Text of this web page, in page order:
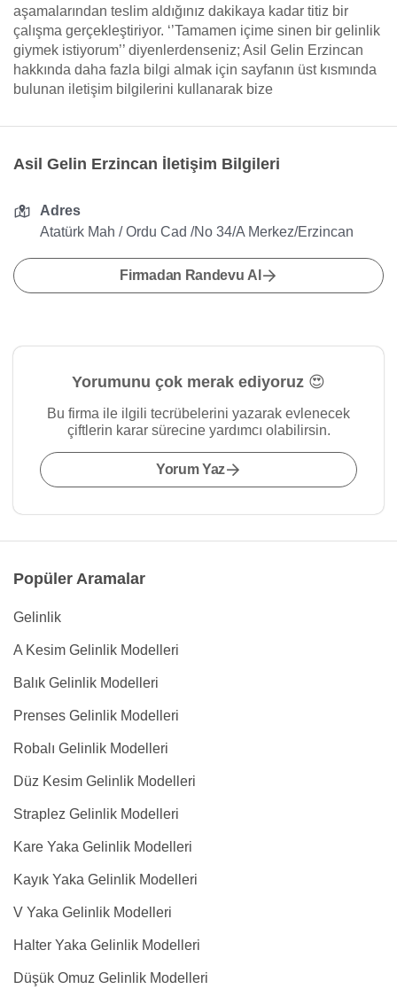
aşamalarından teslim aldığınız dakikaya kadar titiz bir
çalışma gerçekleştiriyor. ‘’Tamamen içime sinen bir gelinlik
giymek istiyorum’’ diyenlerdenseniz; Asil Gelin Erzincan
hakkında daha fazla bilgi almak için sayfanın üst kısmında
bulunan iletişim bilgilerini kullanarak bize
Asil Gelin Erzincan İletişim Bilgileri
Adres
Atatürk Mah / Ordu Cad /No 34/A Merkez/Erzincan
Firmadan Randevu Al
Yorumunu çok merak ediyoruz 😍
Bu firma ile ilgili tecrübelerini yazarak evlenecek
çiftlerin karar sürecine yardımcı olabilirsin.
Yorum Yaz
Popüler Aramalar
Gelinlik
A Kesim Gelinlik Modelleri
Balık Gelinlik Modelleri
Prenses Gelinlik Modelleri
Robalı Gelinlik Modelleri
Düz Kesim Gelinlik Modelleri
Straplez Gelinlik Modelleri
Kare Yaka Gelinlik Modelleri
Kayık Yaka Gelinlik Modelleri
V Yaka Gelinlik Modelleri
Halter Yaka Gelinlik Modelleri
Düşük Omuz Gelinlik Modelleri